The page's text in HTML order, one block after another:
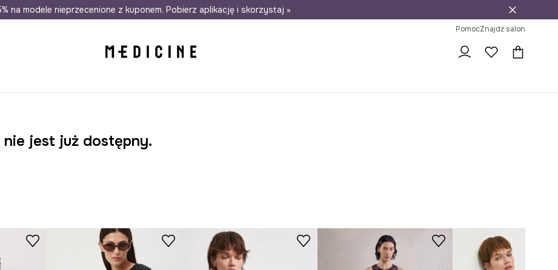
nawet w 24h Darmowa dostawa do salonów 30 dni na zwrot
na modele nieprzecenione z kuponem. Pobierz aplikację i skorzystaj »
PomocZnajdź salon
jest już dostępny.